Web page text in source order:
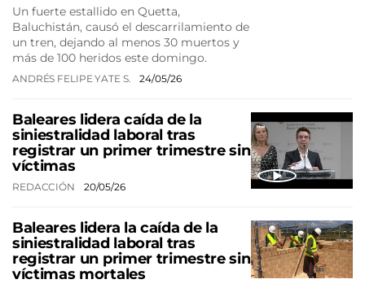
Un fuerte estallido en Quetta,
Baluchistán, causó el descarrilamiento de
un tren, dejando al menos 30 muertos y
más de 100 heridos este domingo.
ANDRÉS FELIPE YATE S. 24/05/26
Baleares lidera caída de la
siniestralidad laboral tras
registrar un primer trimestre sin
víctimas
REDACCIÓN 20/05/26
Baleares lidera la caída de la
siniestralidad laboral tras
registrar un primer trimestre sin
víctimas mortales